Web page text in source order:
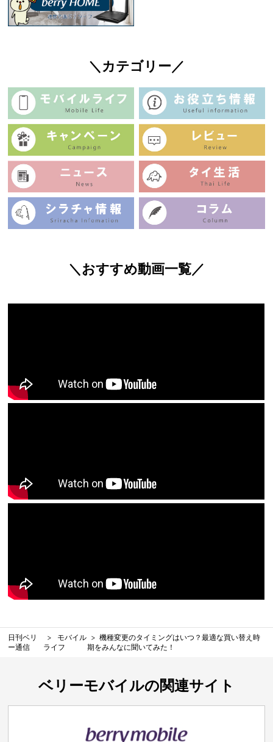
＼カテゴリー／
＼おすすめ動画一覧／
日刊ベリ
ー通信
モバイル
ライフ
機種変更のタイミングはいつ？最適な買い替え時
期をみんなに聞いてみた！
ベリーモバイルの関連サイト